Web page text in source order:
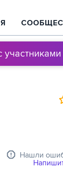
Нашли